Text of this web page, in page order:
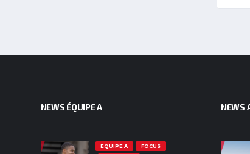
NEWS ÉQUIPE A
EQUIPE A
FOCUS
NEWS